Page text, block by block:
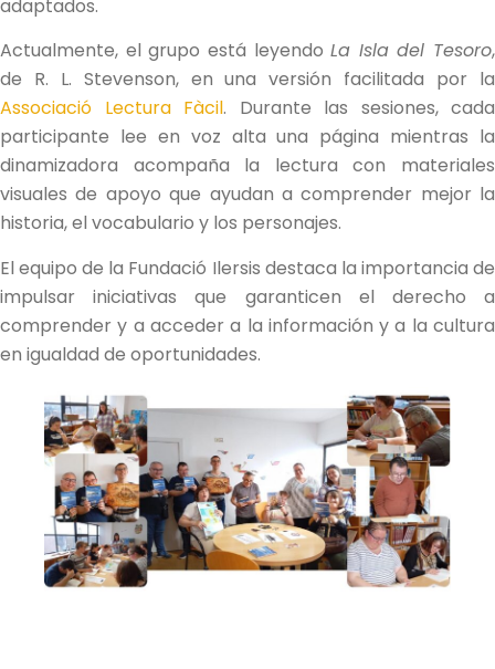
adaptados.
Actualmente, el grupo está leyendoLa Isla del Tesoro,
de R. L. Stevenson, en una versión facilitada por la
Associació Lectura Fàcil. Durante las sesiones, cada
participante lee en voz alta una página mientras la
dinamizadora acompaña la lectura con materiales
visuales de apoyo que ayudan a comprender mejor la
historia, el vocabulario y los personajes.
El equipo de la Fundació Ilersis destaca la importancia de
impulsar iniciativas que garanticen el derecho a
comprender y a acceder a la información y a la cultura
en igualdad de oportunidades.